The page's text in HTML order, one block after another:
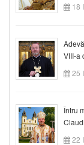
18
VIII-a
25
Întru
22